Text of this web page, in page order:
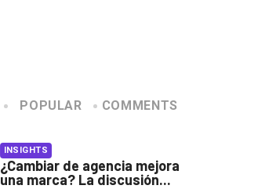
POPULAR COMMENTS
INSIGHTS
¿Cambiar de agencia mejora
una marca? La discusión...